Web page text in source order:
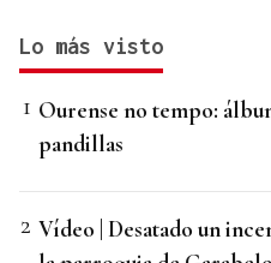
Lo más visto
Ourense no tempo:
pandillas
Vídeo | Desatado un